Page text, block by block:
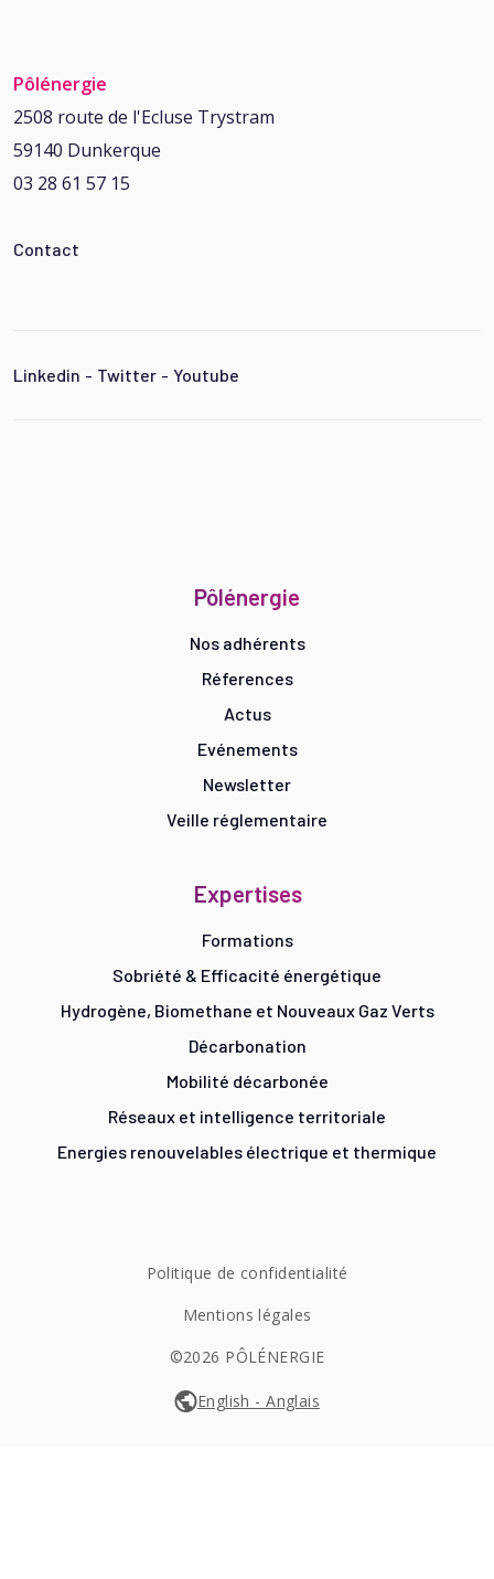
Pôlénergie
2508 route de l'Ecluse Trystram
59140 Dunkerque
03 28 61 57 15
Contact
Linkedin - Twitter - Youtube
Pôlénergie
Nos adhérents
Réferences
Actus
Evénements
Newsletter
Veille réglementaire
Expertises
Formations
Sobriété & Efficacité énergétique
Hydrogène, Biomethane et Nouveaux Gaz Verts
Décarbonation
Mobilité décarbonée
Réseaux et intelligence territoriale
Energies renouvelables électrique et thermique
Politique de confidentialité
Mentions légales
©2026 PÔLÉNERGIE
English - Anglais